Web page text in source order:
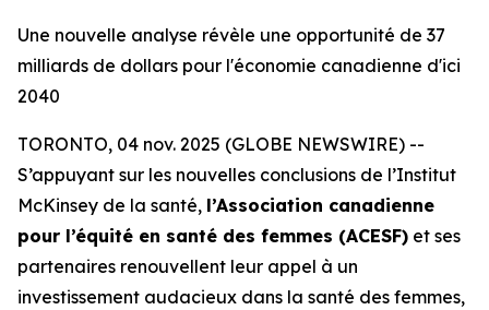
Une nouvelle analyse révèle une opportunité de 37
milliards de dollars pour l'économie canadienne d'ici
2040
TORONTO, 04 nov. 2025 (GLOBE NEWSWIRE) --
S’appuyant sur les nouvelles conclusions de l’Institut
McKinsey de la santé, l’Association canadienne
pour l’équité en santé des femmes (ACESF) et ses
partenaires renouvellent leur appel à un
investissement audacieux dans la santé des femmes,